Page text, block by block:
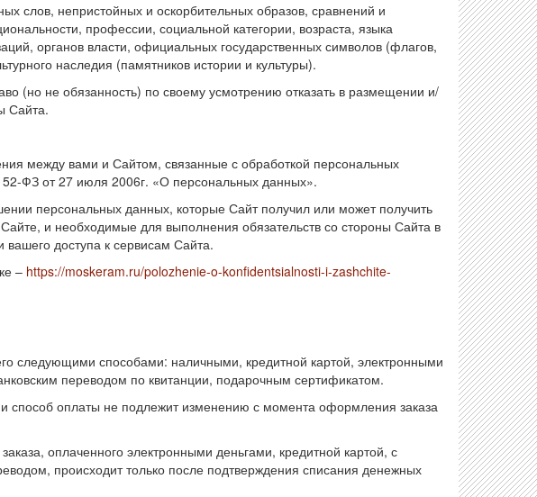
слов, непристойных и оскорбительных образов, сравнений и
профессии, социальной категории, возраста, языка
органов власти, официальных государственных символов (флагов,
наследия (памятников истории и культуры).
(но не обязанность) по своему усмотрению отказать в размещении и/
Сайта.
между вами и Сайтом, связанные с обработкой персональных
ФЗ от 27 июля 2006г. «О персональных данных».
персональных данных, которые Сайт получил или может получить
и необходимые для выполнения обязательств со стороны Сайта в
доступа к сервисам Сайта.
– https://moskeram.ru/polozhenie-o-konfidentsialnosti-i-zashchite-
следующими способами: наличными, кредитной картой, электронными
переводом по квитанции, подарочным сертификатом.
оплаты не подлежит изменению с момента оформления заказа
оплаченного электронными деньгами, кредитной картой, с
происходит только после подтверждения списания денежных